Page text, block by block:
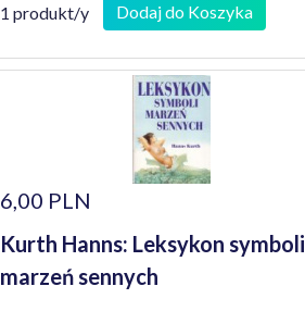
1 produkt/y Dodaj do Koszyka
6,00 PLN
Kurth Hanns: Leksykon symboli
marzeń sennych